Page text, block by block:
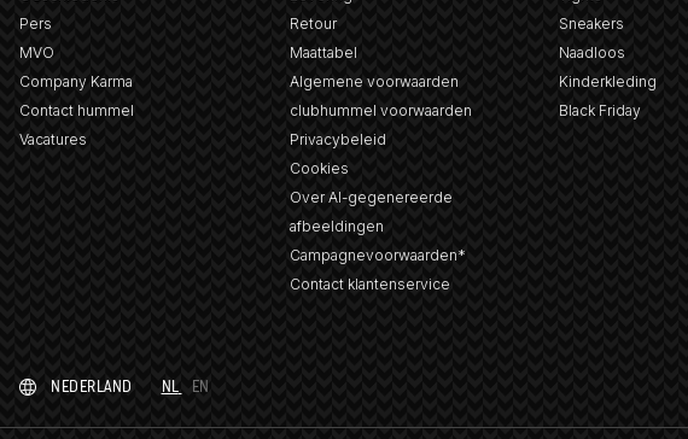
Pers
MVO
Company Karma
Contact hummel
Vacatures
Retour
Maattabel
Algemene voorwaarden
clubhummel voorwaarden
Privacybeleid
Cookies
Over AI-gegenereerde
afbeeldingen
Campagnevoorwaarden*
Contact klantenservice
Sneakers
Naadloos
Kinderkleding
Black Friday
NEDERLAND NL EN